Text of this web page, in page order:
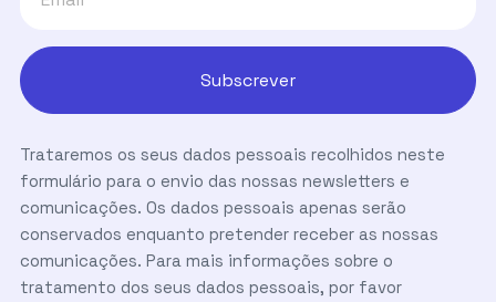
Trataremos os seus dados pessoais recolhidos neste
formulário para o envio das nossas newsletters e
comunicações. Os dados pessoais apenas serão
conservados enquanto pretender receber as nossas
comunicações. Para mais informações sobre o
tratamento dos seus dados pessoais, por favor